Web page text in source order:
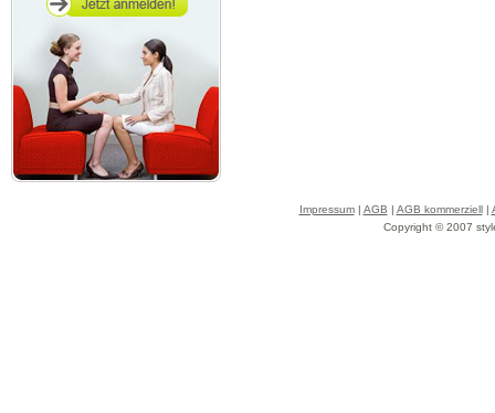
Impressum| AGB | AGB kommerziell|
Copyright © 2007